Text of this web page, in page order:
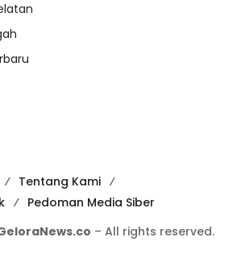
Tentang Kami
Pedoman Media Siber
– All rights reserved.